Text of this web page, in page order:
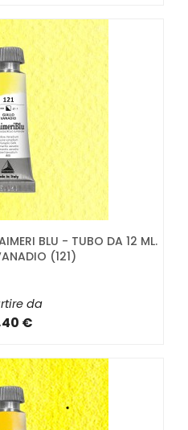
BLU - TUBO DA 12 ML.
(121)
da
€